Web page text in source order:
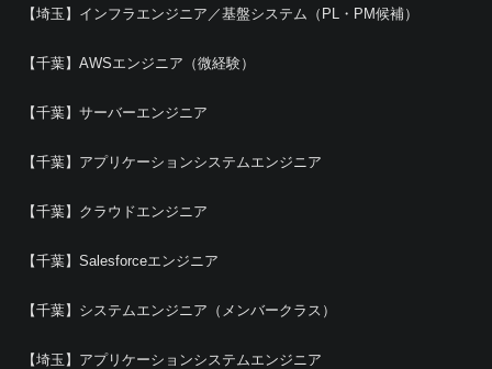
【埼玉】インフラエンジニア／基盤システム（PL・PM候補）
【千葉】AWSエンジニア（微経験）
【千葉】サーバーエンジニア
【千葉】アプリケーションシステムエンジニア
【千葉】クラウドエンジニア
【千葉】Salesforceエンジニア
【千葉】システムエンジニア（メンバークラス）
【埼玉】アプリケーションシステムエンジニア